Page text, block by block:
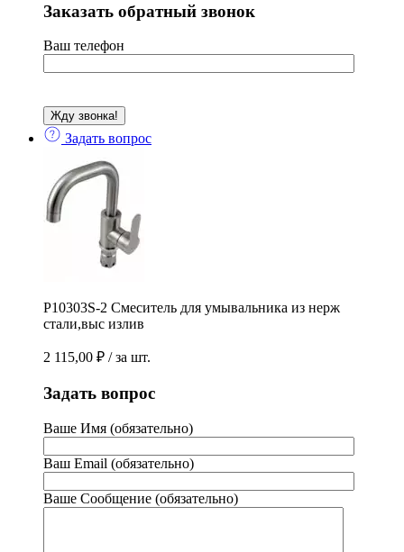
Заказать обратный звонок
Ваш телефон
Задать вопрос
Р10303S-2 Смеситель для умывальника из нерж
стали,выс излив
2 115,00 ₽ / за шт.
Задать вопрос
Ваше Имя (обязательно)
Ваш Email (обязательно)
Ваше Сообщение (обязательно)